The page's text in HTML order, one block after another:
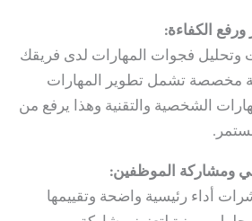
ورفع الكفاءة:
وتحليل فجوات المهارات لدى فريقك
مخصصة تشمل تطوير المهارات
الشخصية والتقنية وهذا يرفع من
ومشاركة الموظفين:
أداء رئيسية واضحة وتقييمها